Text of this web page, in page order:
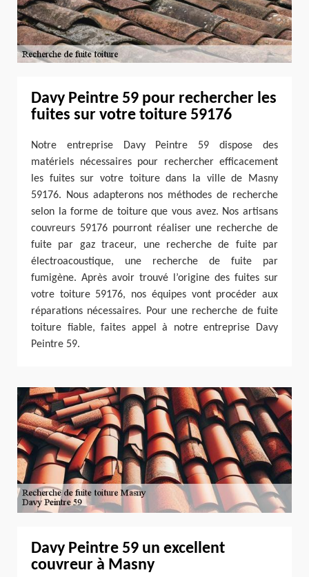
Davy Peintre 59 pour rechercher les
fuites sur votre toiture 59176
Notre entreprise Davy Peintre 59 dispose des
matériels nécessaires pour rechercher efficacement
les fuites sur votre toiture dans la ville de Masny
59176. Nous adapterons nos méthodes de recherche
selon la forme de toiture que vous avez. Nos artisans
couvreurs 59176 pourront réaliser une recherche de
fuite par gaz traceur, une recherche de fuite par
électroacoustique, une recherche de fuite par
fumigène. Après avoir trouvé l’origine des fuites sur
votre toiture 59176, nos équipes vont procéder aux
réparations nécessaires. Pour une recherche de fuite
toiture fiable, faites appel à notre entreprise Davy
Peintre 59.
Davy Peintre 59 un excellent
couvreur à Masny